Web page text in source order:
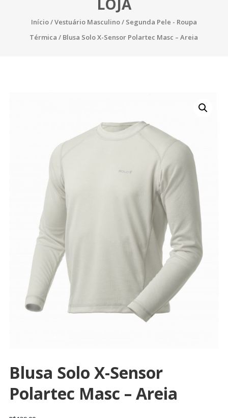
LOJA
Início/Vestuário Masculino/ Segunda Pele - Roupa
Térmica / Blusa Solo X-Sensor Polartec Masc – Areia
Blusa Solo X-Sensor
Polartec Masc – Areia